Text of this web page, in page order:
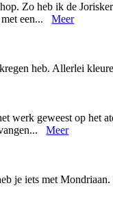
Zo heb ik de
met een...Meer
heb. Allerlei
werk geweest op het
Meer
je iets met